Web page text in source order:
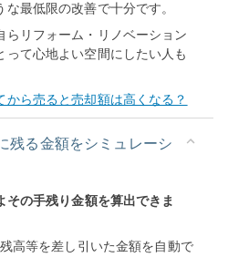
最低限の改善で十分です。
らリフォーム・リノベーション
って心地よい空間にしたい人も
から売ると売却額は高くなる？
残る金額をシミュレーシ
の手残り金額を算出できま
高等を差し引いた金額を自動で